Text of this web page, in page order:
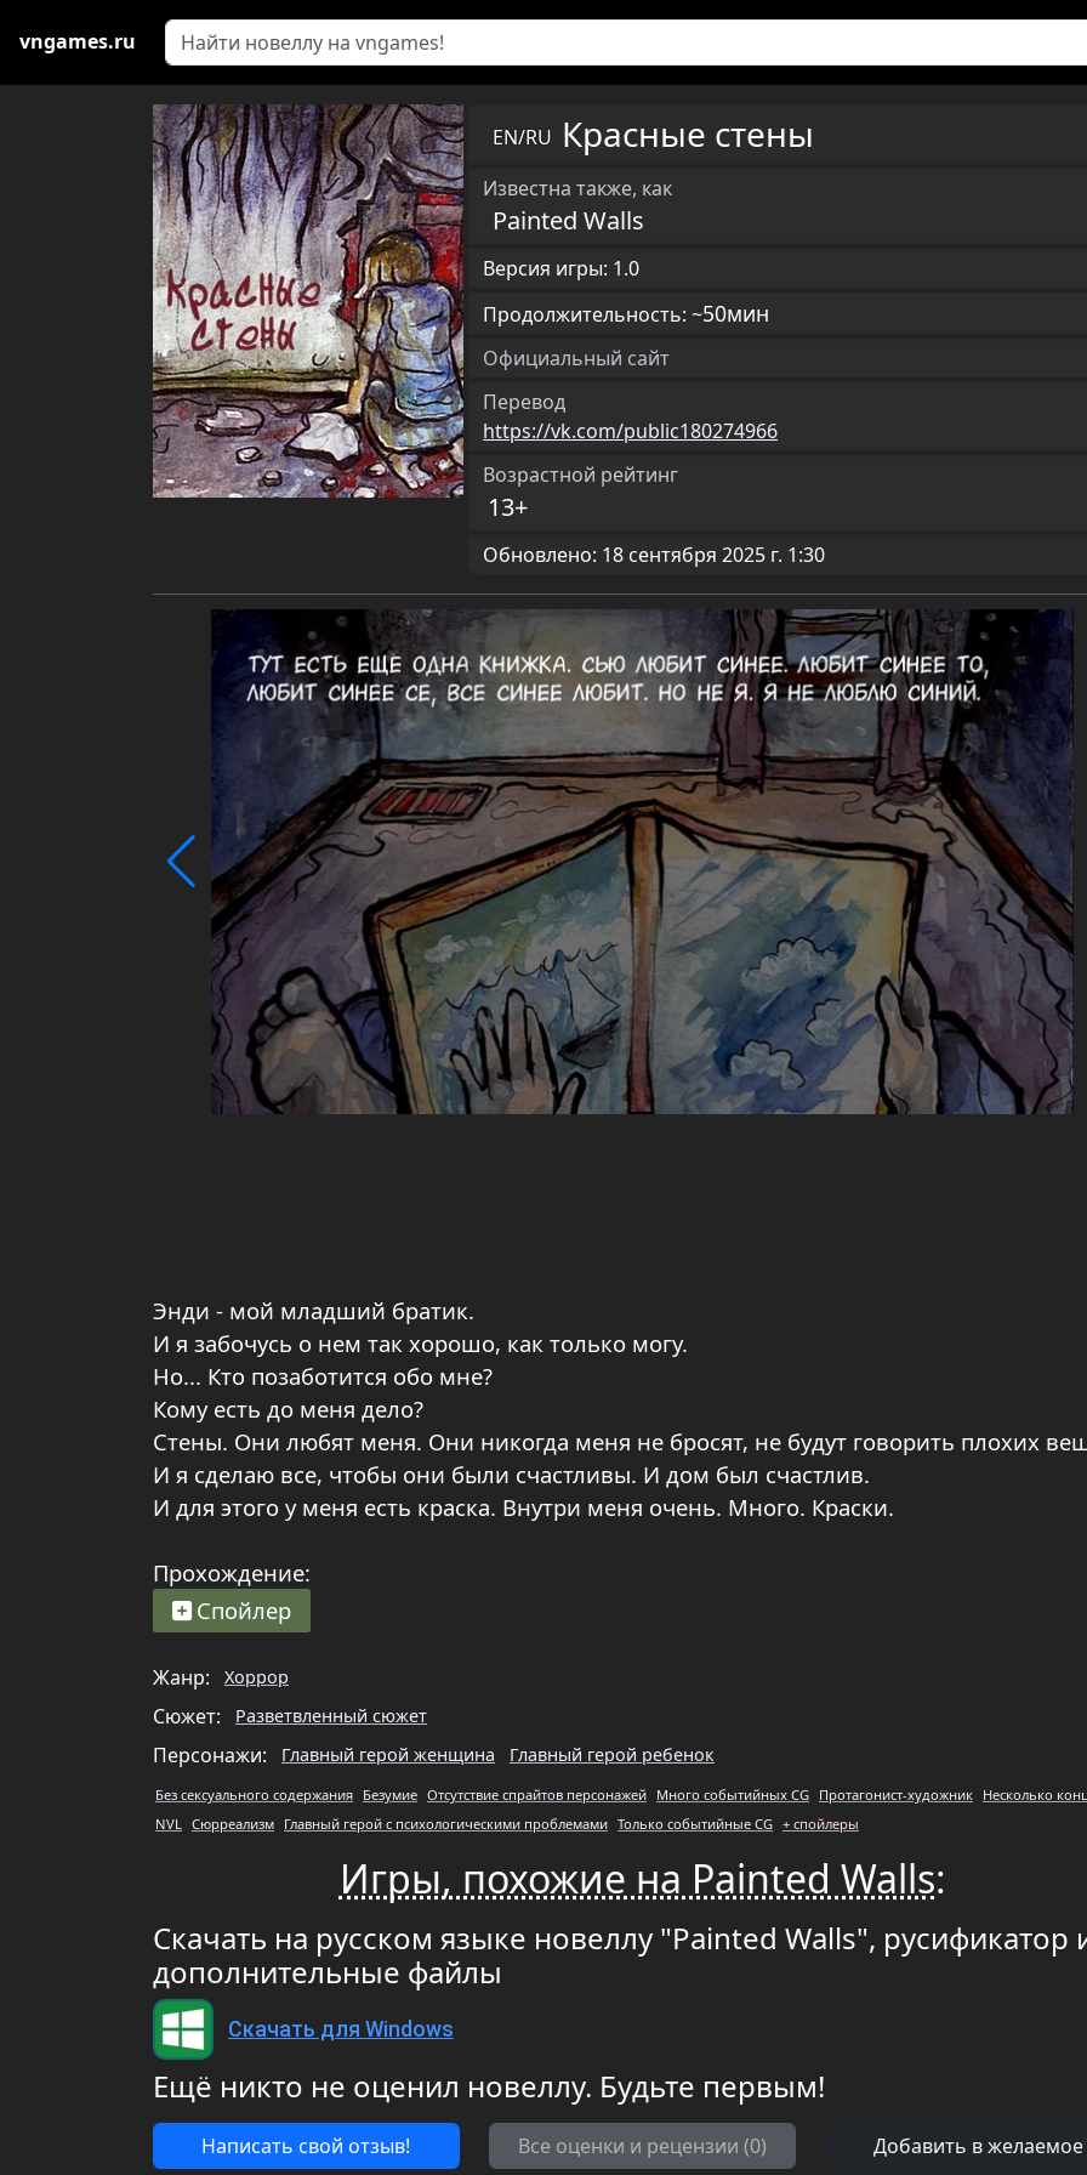
vngames.ru
EN/RU Красные стены
Известна также, как
Painted Walls
Версия игры: 1.0
Продолжительность: ~50мин
Официальный сайт
Перевод
https://vk.com/public180274966
Возрастной рейтинг
13+
Обновлено: 18 сентября 2025 г. 1:30
Энди - мой младший братик.
И я забочусь о нем так хорошо, как только могу.
Но... Кто позаботится обо мне?
Кому есть до меня дело?
Стены. Они любят меня. Они никогда меня не бросят, не будут говорить плохих
И я сделаю все, чтобы они были счастливы. И дом был счастлив.
И для этого у меня есть краска. Внутри меня очень. Много. Краски.
Прохождение:
Спойлер
Жанр: Хоррор
Сюжет: Разветвленный сюжет
Персонажи: Главный герой женщина Главный герой ребенок
Без сексуального содержания Безумие Отсутствие спрайтов персонажей Много событийных CG Протагонист-художник Несколько
NVL Сюрреализм Главный герой с психологическими проблемами Только событийные CG + спойлеры
Игры, похожие на Painted Walls:
Скачать на русском языке новеллу "Painted Walls", русификатор
дополнительные файлы
Скачать для Windows
Ещё никто не оценил новеллу. Будьте первым!
Написать свой отзыв! Все оценки и рецензии (0) Добавить в желаемое